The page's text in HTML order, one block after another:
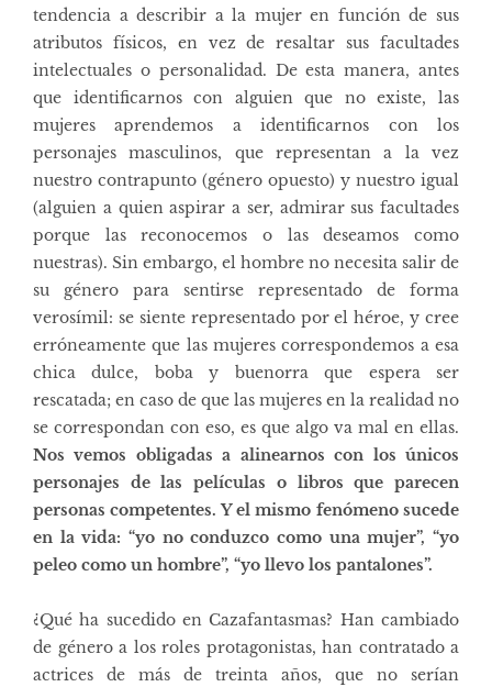
tendencia a describir a la mujer en función de sus
atributos físicos, en vez de resaltar sus facultades
intelectuales o personalidad. De esta manera, antes
que identificarnos con alguien que no existe, las
mujeres aprendemos a identificarnos con los
personajes masculinos, que representan a la vez
nuestro contrapunto (género opuesto) y nuestro igual
(alguien a quien aspirar a ser, admirar sus facultades
porque las reconocemos o las deseamos como
nuestras). Sin embargo, el hombre no necesita salir de
su género para sentirse representado de forma
verosímil: se siente representado por el héroe, y cree
erróneamente que las mujeres correspondemos a esa
chica dulce, boba y buenorra que espera ser
rescatada; en caso de que las mujeres en la realidad no
se correspondan con eso, es que algo va mal en ellas.
Nos vemos obligadas a alinearnos con los únicos
personajes de las películas o libros que parecen
personas competentes. Y el mismo fenómeno sucede
en la vida: “yo no conduzco como una mujer”, “yo
peleo como un hombre”, “yo llevo los pantalones”.
¿Qué ha sucedido en Cazafantasmas? Han cambiado
de género a los roles protagonistas, han contratado a
actrices de más de treinta años, que no serían